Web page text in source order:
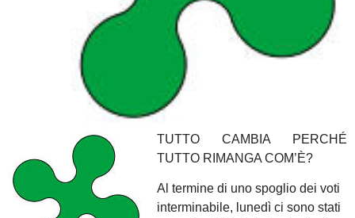
TUTTO CAMBIA PERCHÉ
TUTTO RIMANGA COM’È?
Al termine di uno spoglio dei voti
interminabile, lunedì ci sono stati